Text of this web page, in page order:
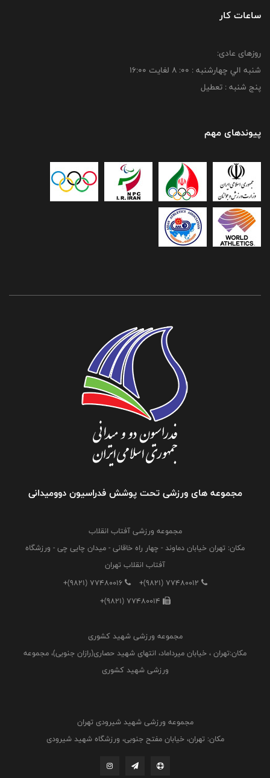
ساعات کار
روزهای عادی:
شنبه الي چهارشنبه : 00: 8 لغايت 16:00
پنج شنبه : تعطیل
پیوندهای مهم
مجموعه های ورزشی تحت پوشش فدراسیون دوومیدانی
مجموعه ورزشی آفتاب انقلاب
مکان: تهران خیابان دماوند - چهار راه خاقانی - میدان چایی چی - ورزشگاه
آفتاب انقلاب تهران
+(9821) 77480012
+(9821) 77480016
+(9821) 77480014
مجموعه ورزشی شهید کشوری
مکان:تهران ، خیابان میرداماد، انتهای شهید حصاری(رازان جنوبی)، مجموعه
ورزشی شهید کشوری
مجموعه ورزشی شهید شیرودی تهران
مکان: تهران، خیابان مفتح جنوبی، ورزشگاه شهید شیرودی